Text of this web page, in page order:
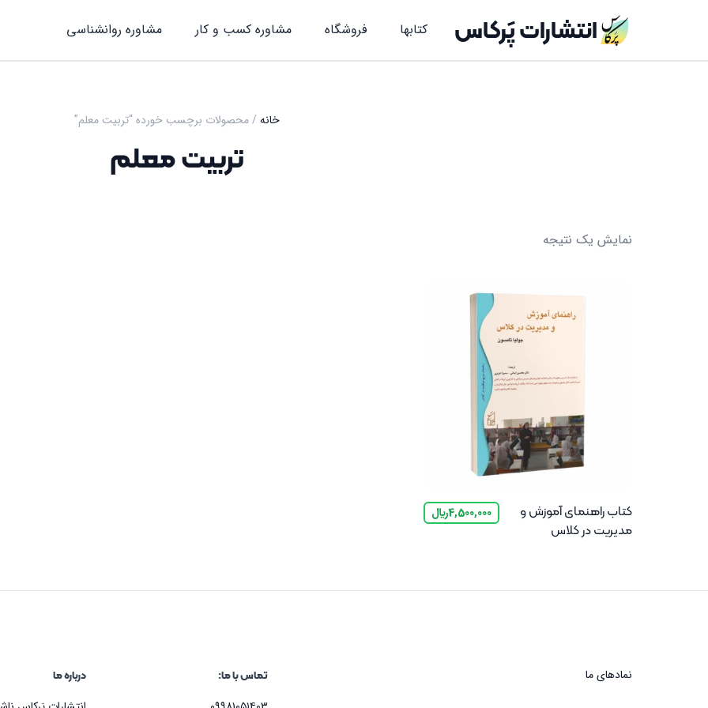
انتشارات پَرکاس کتاب‎ها فروشگاه مشاوره کسب و کار مشاوره روان‎شناسی
خانه / محصولات برچسب خورده “تربیت معلم”
تربیت معلم
نمایش یک نتیجه
کتاب راهنمای آموزش و
مدیریت در کلاس
4,500,000﷼
نماد‌های ما تماس با ما: درباره ما